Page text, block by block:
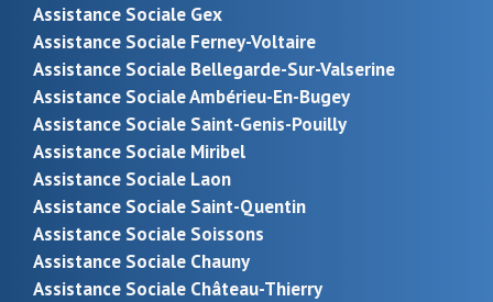
Assistance Sociale Gex
Assistance Sociale Ferney-Voltaire
Assistance Sociale Bellegarde-Sur-Valserine
Assistance Sociale Ambérieu-En-Bugey
Assistance Sociale Saint-Genis-Pouilly
Assistance Sociale Miribel
Assistance Sociale Laon
Assistance Sociale Saint-Quentin
Assistance Sociale Soissons
Assistance Sociale Chauny
Assistance Sociale Château-Thierry